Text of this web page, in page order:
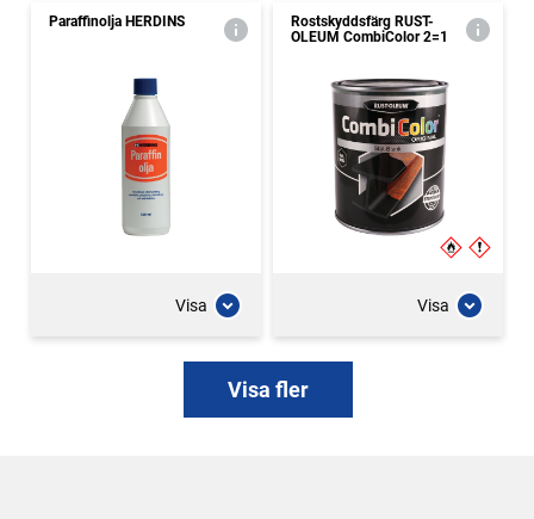
Paraffinolja HERDINS
Visa
Rostskyddsfärg RUST-
OLEUM CombiColor 2=1
Visa
Visa fler